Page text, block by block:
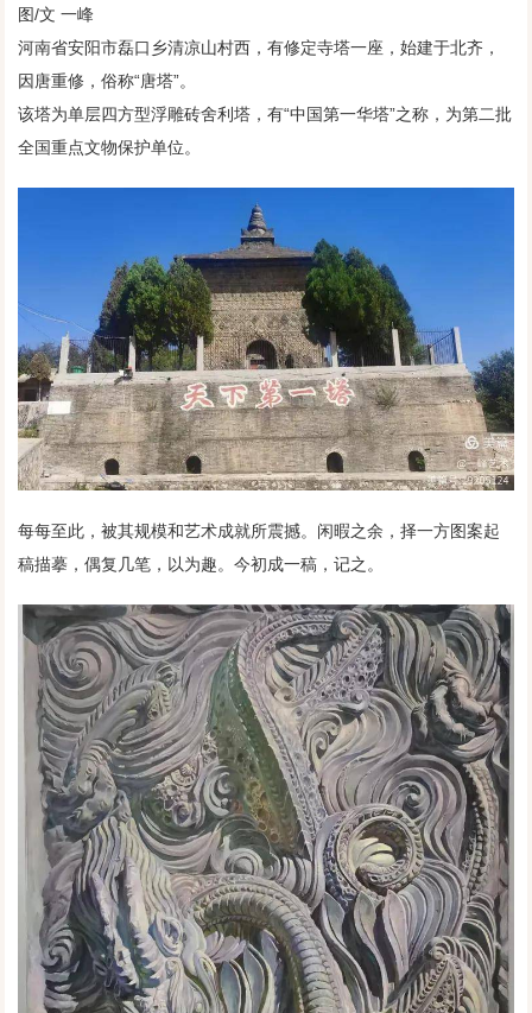
图/文 一峰
河南省安阳市磊口乡清凉山村西，有修定寺塔一座，始建于北齐，
因唐重修，俗称“唐塔”。
该塔为单层四方型浮雕砖舍利塔，有“中国第一华塔”之称，为第二批
全国重点文物保护单位。
每每至此，被其规模和艺术成就所震撼。闲暇之余，择一方图案起
稿描摹，偶复几笔，以为趣。今初成一稿，记之。